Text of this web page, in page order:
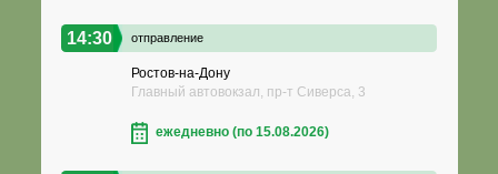
14:30 отправление
Ростов-на-Дону
Главный автовокзал, пр-т Сиверса, 3
ежедневно (по 15.08.2026)